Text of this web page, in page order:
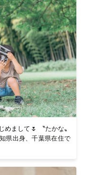
まして🌷 〝たかな〟
県出身、千葉県在住で